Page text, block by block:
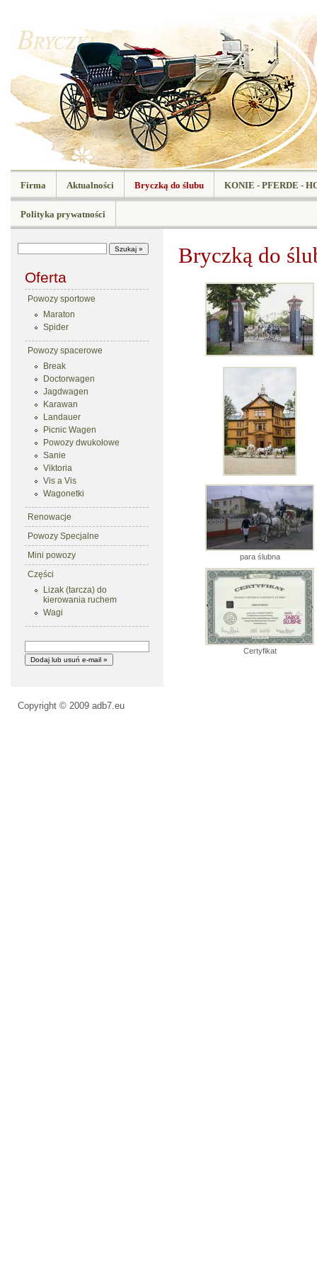
Firma Aktualności Bryczką do ślubu KONIE - PFERDE -
Polityka prywatności
Oferta
Powozy sportowe
Maraton
Spider
Powozy spacerowe
Break
Doctorwagen
Jagdwagen
Karawan
Landauer
Picnic Wagen
Powozy dwukołowe
Sanie
Viktoria
Vis a Vis
Wagonetki
Renowacje
Powozy Specjalne
Mini powozy
Części
Lizak (tarcza) do
kierowania ruchem
Wagi
Bryczką do
para ślubna
Certyfikat
Copyright © 2009 adb7.eu